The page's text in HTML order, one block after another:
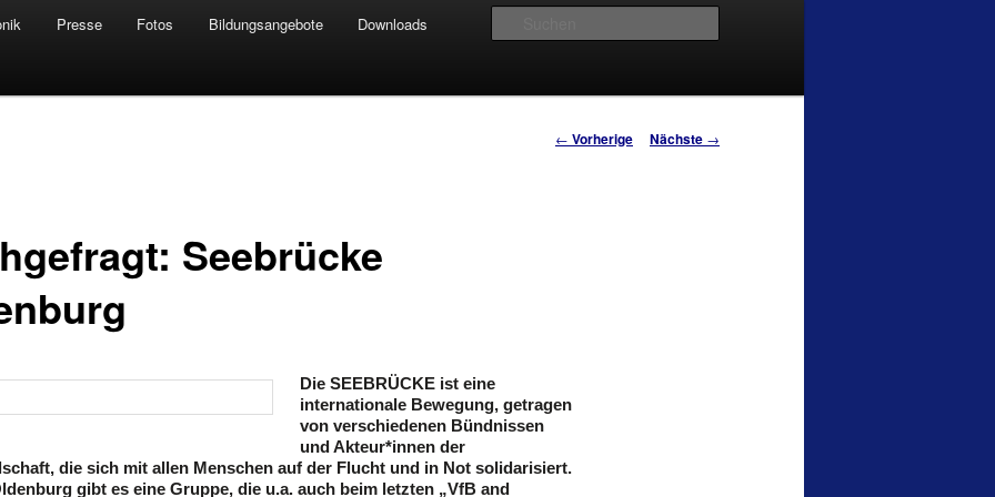
Alle e.V.
Presse Fotos Bildungsangebote Downloads
Artikelnavigation
← Vorherige Nächste →
Seebrücke
Die SEEBRÜCKE ist eine
internationale Bewegung, getragen
von verschiedenen Bündnissen
und Akteur*innen der
die sich mit allen Menschen auf der Flucht und in Not solidarisiert.
gibt es eine Gruppe, die u.a. auch beim letzten „VfB and